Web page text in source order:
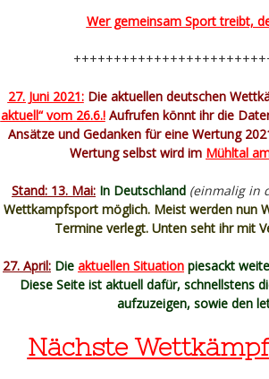
Wer gemeinsam Sport treibt,
27. Juni 2021:Die aktuellen deutschen
aktuell“ vom 26.6.!Aufrufen könnt ihr die
Ansätze und Gedanken für eine Wertung
Wertung selbst wird im Mühltal
Stand: 13. Mai: In Deutschland (einmalig in
Wettkampfsport möglich. Meist werden nun
Termine verlegt. Unten seht ihr mit
27. April: Die aktuellen Situation piesackt
Diese Seite ist aktuell dafür, schnellstens
aufzuzeigen, sowie den
Nächste